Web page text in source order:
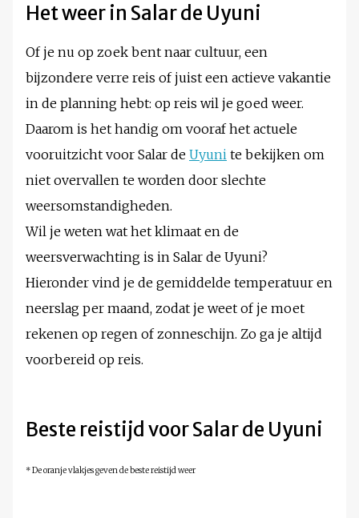
Het weer in Salar de Uyuni
Of je nu op zoek bent naar cultuur, een
bijzondere verre reis of juist een actieve vakantie
in de planning hebt: op reis wil je goed weer.
Daarom is het handig om vooraf het actuele
vooruitzicht voor Salar de Uyuni te bekijken om
niet overvallen te worden door slechte
weersomstandigheden.
Wil je weten wat het klimaat en de
weersverwachting is in Salar de Uyuni?
Hieronder vind je de gemiddelde temperatuur en
neerslag per maand, zodat je weet of je moet
rekenen op regen of zonneschijn. Zo ga je altijd
voorbereid op reis.
Beste reistijd voor Salar de Uyuni
* De oranje vlakjes geven de beste reistijd weer